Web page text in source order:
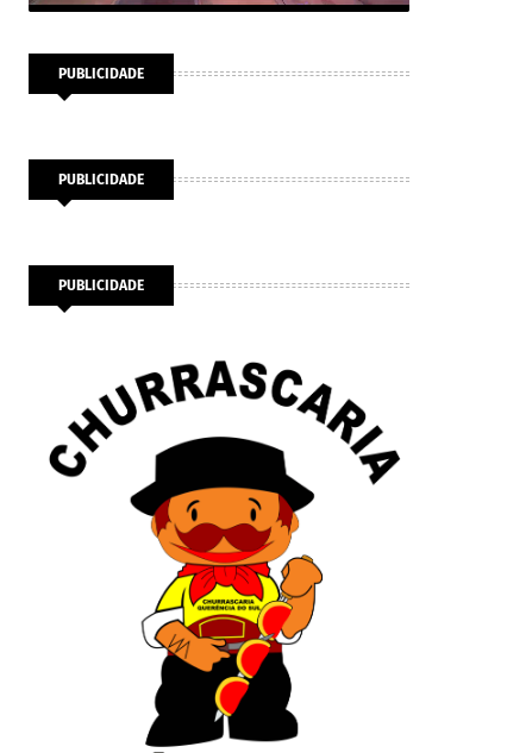
PUBLICIDADE
PUBLICIDADE
PUBLICIDADE